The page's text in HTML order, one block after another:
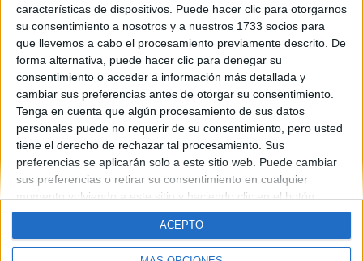
características de dispositivos. Puede hacer clic para otorgarnos
su consentimiento a nosotros y a nuestros 1733 socios para
que llevemos a cabo el procesamiento previamente descrito. De
forma alternativa, puede hacer clic para denegar su
consentimiento o acceder a información más detallada y
cambiar sus preferencias antes de otorgar su consentimiento.
Tenga en cuenta que algún procesamiento de sus datos
personales puede no requerir de su consentimiento, pero usted
tiene el derecho de rechazar tal procesamiento. Sus
preferencias se aplicarán solo a este sitio web. Puede cambiar
sus preferencias o retirar su consentimiento en cualquier
momento volviendo a este sitio y haciendo clic en el botón
"Privacidad" en la parte inferior de la página web.
ACEPTO
Email: info@forofp.es
Información legal
Política de privacidad
Condiciones generales de contratación
Política de cookies
© Compás Mediterráneo SL. Todos los derechos reservados.